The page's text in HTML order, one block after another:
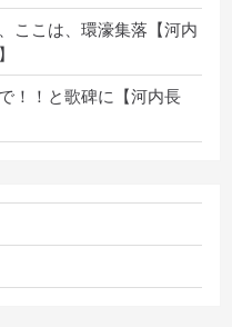
ここは、環濠集落【河内
！！と歌碑に【河内長